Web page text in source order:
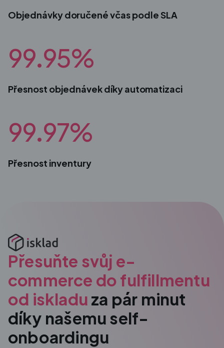
Objednávky doručené včas podle SLA
99.95%
Přesnost objednávek díky automatizaci
99.97%
Přesnost inventury
Přesuňte svůj e-
commerce do fulfillmentu
od iskladu za pár minut
díky našemu self-
onboardingu